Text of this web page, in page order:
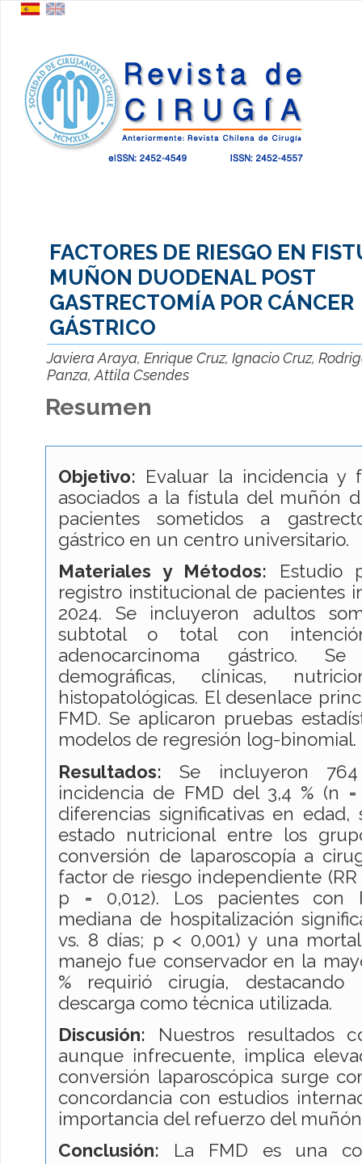
FACTORES DE RIESGO EN
MUÑON DUODENAL POST
GASTRECTOMÍA POR CÁNCER
GÁSTRICO
Javiera Araya, Enrique Cruz, Ignacio Cruz,
Panza, Attila Csendes
Resumen
Objetivo: Evaluar la incidencia y
asociados a la fístula del muñón
pacientes sometidos a
gástrico en un centro universitario.
Materiales y Métodos: Estudio
registro institucional de pacientes
2024. Se incluyeron adultos
subtotal o total con
adenocarcinoma gástrico. Se
demográficas, clínicas,
histopatológicas. El desenlace
FMD. Se aplicaron pruebas
modelos de regresión log-binomial.
Resultados: Se incluyeron
incidencia de FMD del 3,4 % (n
diferencias significativas en edad,
estado nutricional entre los
conversión de laparoscopía a
factor de riesgo independiente (RR
p = 0,012). Los pacientes con
mediana de hospitalización
vs. 8 días; p < 0,001) y una
manejo fue conservador en la
% requirió cirugía, destacando
descarga como técnica utilizada.
Discusión: Nuestros resultados
aunque infrecuente, implica
conversión laparoscópica surge
concordancia con estudios
importancia del refuerzo del
Conclusión: La FMD es una